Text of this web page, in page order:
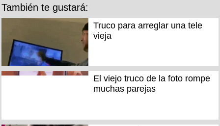
También te gustará:
Truco para arreglar una tele
vieja
El viejo truco de la foto rompe
muchas parejas